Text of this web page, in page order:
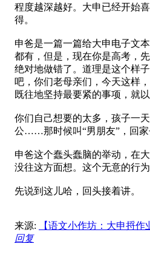
程度越深越好。大申已经开始
得。
申爸是一篇一篇给大申电子文
都有，但是，现在你是高考，
绝对地做错了。道理是这个样
吧，你们老母亲们，今天这样
既往地坚持最要紧的事项，就
你们自己想要的太多，孩子一
公……那时候叫“男朋友”，回家
申爸这个蠢头蠢脑的举动，在
没往这方面想。这个无意的行
先说到这儿哈，回头接着讲。
来源:
【语文小作坊：大申捋作
回复